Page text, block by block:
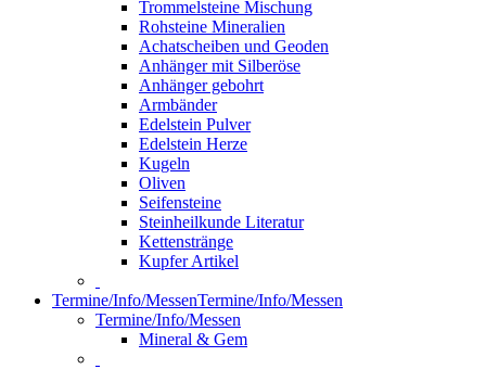
Trommelsteine Mischung
Rohsteine Mineralien
Achatscheiben und Geoden
Anhänger mit Silberöse
Anhänger gebohrt
Armbänder
Edelstein Pulver
Edelstein Herze
Kugeln
Oliven
Seifensteine
Steinheilkunde Literatur
Kettenstränge
Kupfer Artikel
Termine/Info/MessenTermine/Info/Messen
Termine/Info/Messen
Mineral & Gem